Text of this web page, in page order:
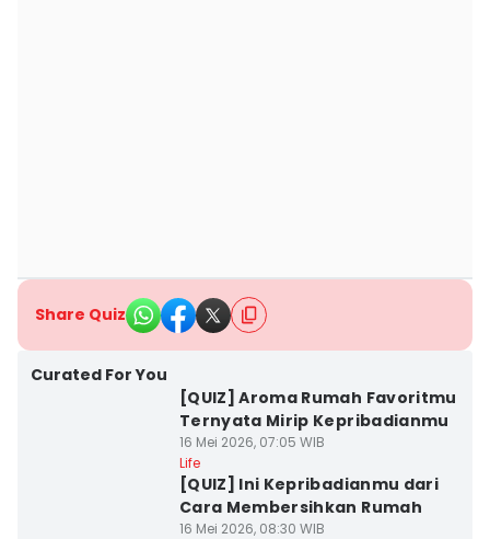
Share Quiz
Curated For You
[QUIZ] Aroma Rumah Favoritmu
Ternyata Mirip Kepribadianmu
16 Mei 2026, 07:05 WIB
Life
[QUIZ] Ini Kepribadianmu dari
Cara Membersihkan Rumah
16 Mei 2026, 08:30 WIB